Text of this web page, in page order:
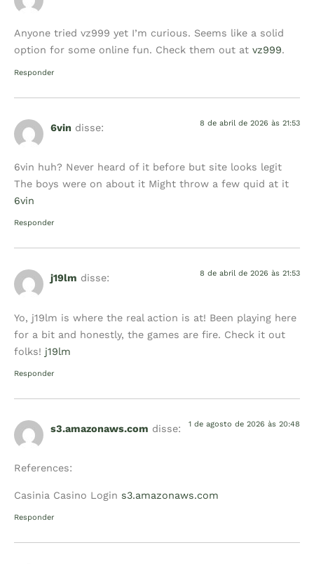
Anyone tried vz999 yet I’m curious. Seems like a solid
option for some online fun. Check them out at vz999.
Responder
6vin disse: 8 de abril de 2026 às 21:53
6vin huh? Never heard of it before but site looks legit
The boys were on about it Might throw a few quid at it
6vin
Responder
j19lm disse: 8 de abril de 2026 às 21:53
Yo, j19lm is where the real action is at! Been playing here
for a bit and honestly, the games are fire. Check it out
folks! j19lm
Responder
s3.amazonaws.com disse: 1 de agosto de 2026 às 20:48
References:
Casinia Casino Login s3.amazonaws.com
Responder